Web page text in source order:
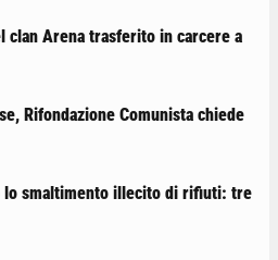
clan Arena trasferito in carcere a
Rifondazione Comunista chiede
lo smaltimento illecito di rifiuti: tre